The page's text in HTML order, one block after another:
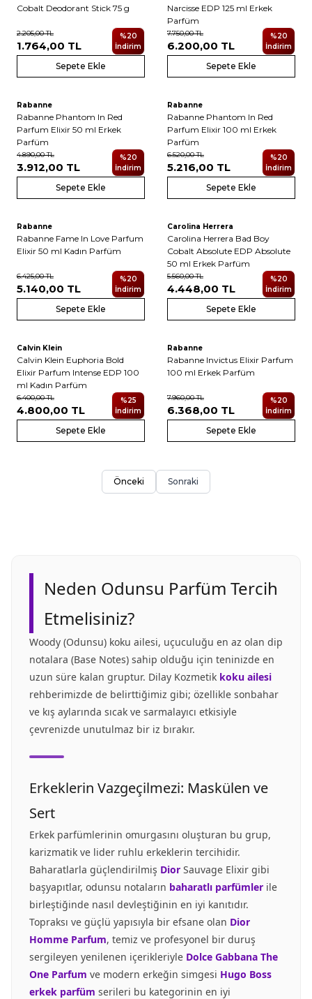
Cobalt Deodorant Stick 75 g
2.205,00TL
1.764,00 TL
%20
İndirim
Sepete Ekle
Narcisse EDP 125 ml Erkek
Parfüm
7.750,00TL
6.200,00 TL
%20
İndirim
Sepete Ekle
Yeni
Rabanne
Rabanne Phantom In Red
Parfum Elixir 50 ml Erkek
Parfüm
4.890,00TL
3.912,00 TL
%20
İndirim
Sepete Ekle
Yeni
Rabanne
Rabanne Phantom In Red
Parfum Elixir 100 ml Erkek
Parfüm
6.520,00TL
5.216,00 TL
%20
İndirim
Sepete Ekle
Yeni
Rabanne
Rabanne Fame In Love Parfum
Elixir 50 ml Kadın Parfüm
6.425,00TL
5.140,00 TL
%20
İndirim
Sepete Ekle
Yeni
Carolina Herrera
Carolina Herrera Bad Boy
Cobalt Absolute EDP Absolute
50 ml Erkek Parfüm
5.560,00TL
4.448,00 TL
%20
İndirim
Sepete Ekle
Yeni
Calvin Klein
Calvin Klein Euphoria Bold
Elixir Parfum Intense EDP 100
ml Kadın Parfüm
6.400,00TL
4.800,00 TL
%25
İndirim
Sepete Ekle
Yeni
Rabanne
Rabanne Invictus Elixir Parfum
100 ml Erkek Parfüm
7.960,00TL
6.368,00 TL
%20
İndirim
Sepete Ekle
Önceki Sonraki
Neden Odunsu Parfüm Tercih
Etmelisiniz?
Woody (Odunsu) koku ailesi, uçuculuğu en az olan dip
notalara (Base Notes) sahip olduğu için teninizde en
uzun süre kalan gruptur. Dilay Kozmetik koku ailesi
rehberimizde de belirttiğimiz gibi; özellikle sonbahar
ve kış aylarında sıcak ve sarmalayıcı etkisiyle
çevrenizde unutulmaz bir iz bırakır.
Erkeklerin Vazgeçilmezi: Maskülen ve
Sert
Erkek parfümlerinin omurgasını oluşturan bu grup,
karizmatik ve lider ruhlu erkeklerin tercihidir.
Baharatlarla güçlendirilmiş Dior Sauvage Elixir gibi
başyapıtlar, odunsu notaların baharatlı parfümler ile
birleştiğinde nasıl devleştiğinin en iyi kanıtıdır.
Topraksı ve güçlü yapısıyla bir efsane olan Dior
Homme Parfum, temiz ve profesyonel bir duruş
sergileyen yenilenen içerikleriyle Dolce Gabbana The
One Parfum ve modern erkeğin simgesi Hugo Boss
erkek parfüm serileri bu kategorinin en iyi